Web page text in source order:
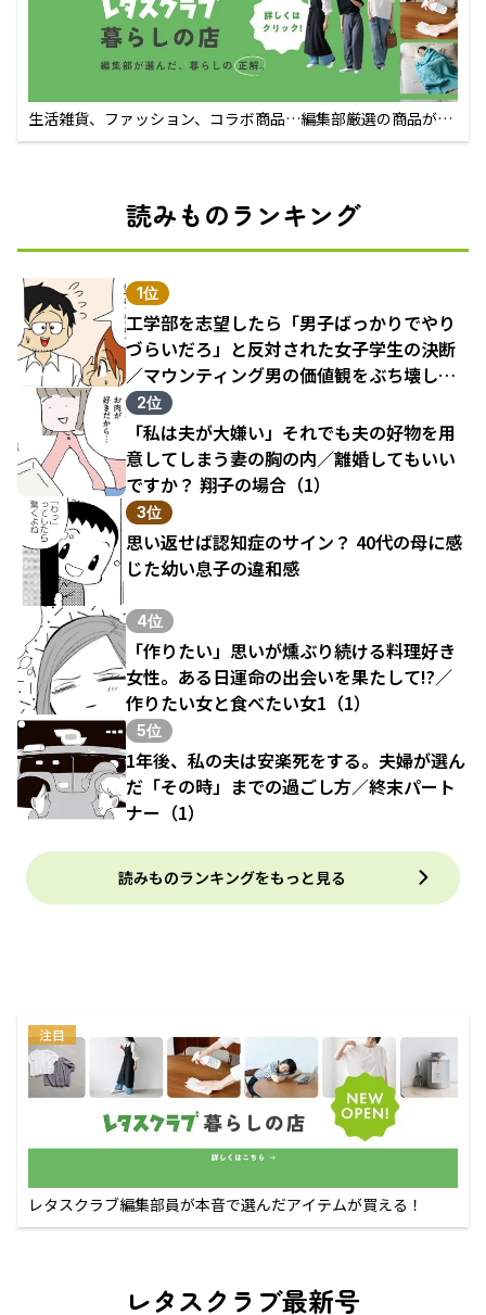
生活雑貨、ファッション、コラボ商品…編集部厳選の商品が買
えるECサイト
読みものランキング
1位
工学部を志望したら「男子ばっかりでやり
づらいだろ」と反対された女子学生の決断
／マウンティング男の価値観をぶち壊した
結果（1）
2位
「私は夫が大嫌い」それでも夫の好物を用
意してしまう妻の胸の内／離婚してもいい
ですか？ 翔子の場合（1）
3位
思い返せば認知症のサイン？ 40代の母に感
じた幼い息子の違和感
4位
「作りたい」思いが燻ぶり続ける料理好き
女性。ある日運命の出会いを果たして!?／
作りたい女と食べたい女1（1）
5位
1年後、私の夫は安楽死をする。夫婦が選ん
だ「その時」までの過ごし方／終末パート
ナー（1）
読みものランキングをもっと見る
注目
レタスクラブ編集部員が本音で選んだアイテムが買える！
レタスクラブ最新号